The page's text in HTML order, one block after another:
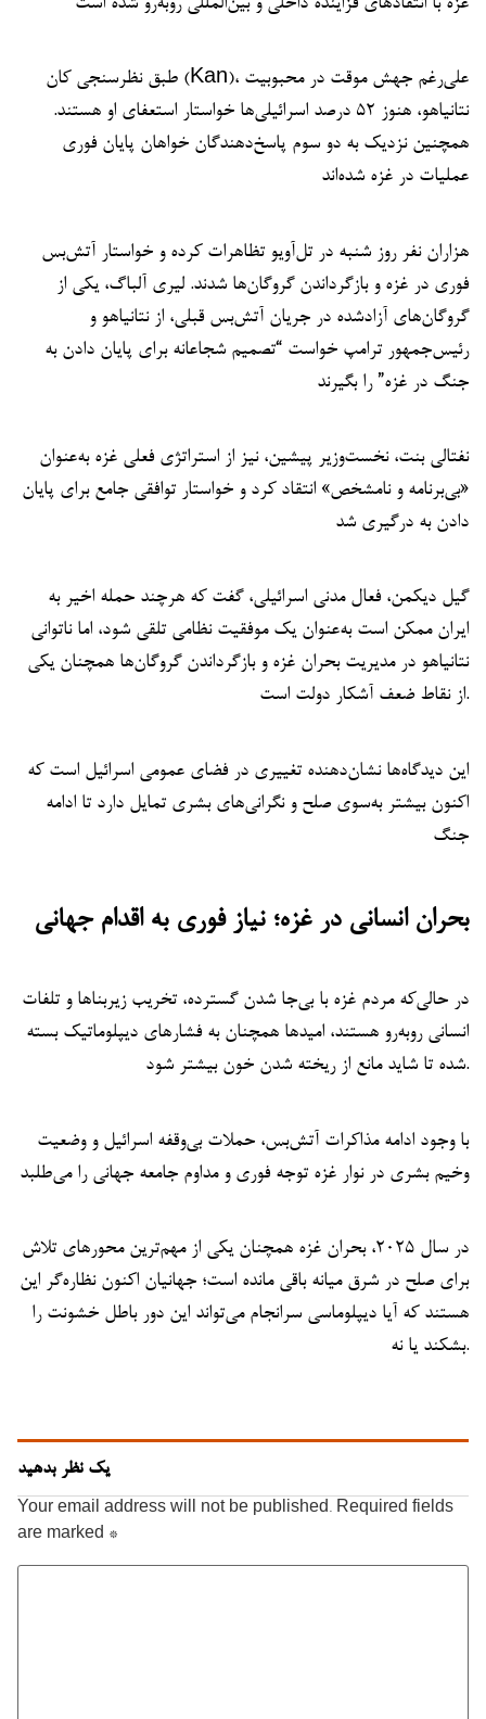
طبق نظرسنجی کان (Kan)، علی‌رغم جهش موقت در محبوبیت
نتانیاهو، هنوز ۵۲ درصد اسرائیلی‌ها خواستار استعفای او هستند.
همچنین نزدیک به دو سوم پاسخ‌دهندگان خواهان پایان فوری
عملیات در غزه شده‌اند
هزاران نفر روز شنبه در تل‌آویو تظاهرات کرده و خواستار آتش‌بس
فوری در غزه و بازگرداندن گروگان‌ها شدند. لیری آلباگ، یکی از
گروگان‌های آزادشده در جریان آتش‌بس قبلی، از نتانیاهو و
رئیس‌جمهور ترامپ خواست “تصمیم شجاعانه برای پایان دادن به
جنگ در غزه” را بگیرند
نفتالی بنت، نخست‌وزیر پیشین، نیز از استراتژی فعلی غزه به‌عنوان
«بی‌برنامه و نامشخص» انتقاد کرد و خواستار توافقی جامع برای پایان
دادن به درگیری شد
گیل دیکمن، فعال مدنی اسرائیلی، گفت که هرچند حمله اخیر به
ایران ممکن است به‌عنوان یک موفقیت نظامی تلقی شود، اما ناتوانی
نتانیاهو در مدیریت بحران غزه و بازگرداندن گروگان‌ها همچنان یکی
از نقاط ضعف آشکار دولت است.
این دیدگاه‌ها نشان‌دهنده تغییری در فضای عمومی اسرائیل است که
اکنون بیشتر به‌سوی صلح و نگرانی‌های بشری تمایل دارد تا ادامه
جنگ
بحران انسانی در غزه؛ نیاز فوری به اقدام جهانی
در حالی‌که مردم غزه با بی‌جا شدن گسترده، تخریب زیربناها و تلفات
انسانی روبه‌رو هستند، امیدها همچنان به فشارهای دیپلوماتیک بسته
شده تا شاید مانع از ریخته شدن خون بیشتر شود.
با وجود ادامه مذاکرات آتش‌بس، حملات بی‌وقفه اسرائیل و وضعیت
وخیم بشری در نوار غزه توجه فوری و مداوم جامعه جهانی را می‌طلبد
در سال ۲۰۲۵، بحران غزه همچنان یکی از مهم‌ترین محورهای تلاش
برای صلح در شرق میانه باقی مانده است؛ جهانیان اکنون نظاره‌گر این
هستند که آیا دیپلوماسی سرانجام می‌تواند این دور باطل خشونت را
بشکند یا نه.
یک نظر بدهید
Your email address will not be published. Required fields
are marked *